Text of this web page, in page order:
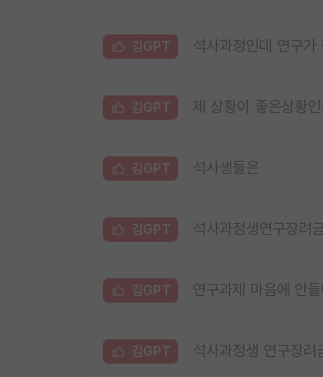
김GPT 석사과정인데 연구
김GPT 제 상황이 좋은상황
김GPT 석사생들은
김GPT 석사과정생연구장려
김GPT 연구과제 마음에 안
김GPT 석사과정생 연구장려